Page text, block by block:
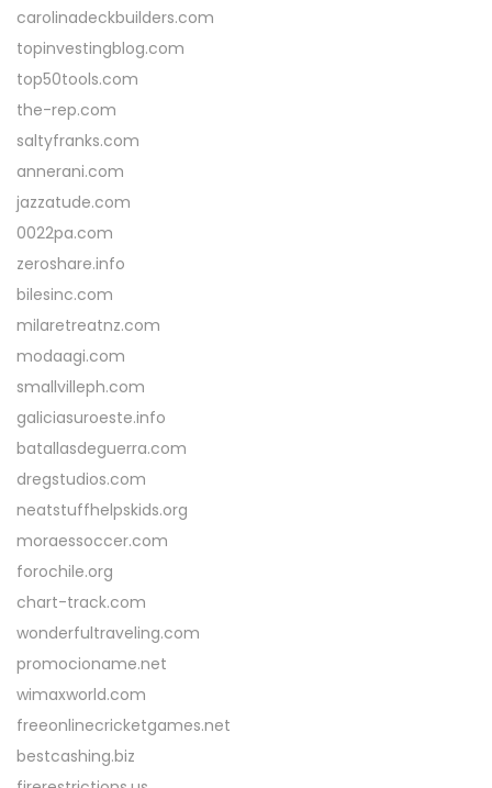
carolinadeckbuilders.com
topinvestingblog.com
top50tools.com
the-rep.com
saltyfranks.com
annerani.com
jazzatude.com
0022pa.com
zeroshare.info
bilesinc.com
milaretreatnz.com
modaagi.com
smallvilleph.com
galiciasuroeste.info
batallasdeguerra.com
dregstudios.com
neatstuffhelpskids.org
moraessoccer.com
forochile.org
chart-track.com
wonderfultraveling.com
promocioname.net
wimaxworld.com
freeonlinecricketgames.net
bestcashing.biz